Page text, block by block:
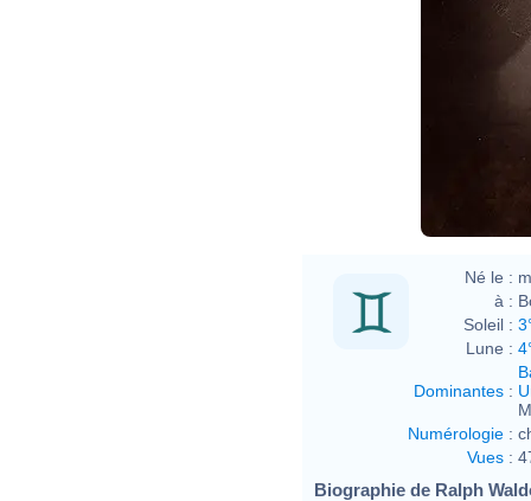
Né le :
à :
Soleil :
Lune :
Dominantes :
Numérologie :
Vues :
Biographie de Ralph